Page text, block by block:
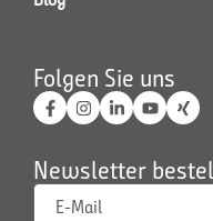
Folgen Sie uns
Newsletter
E-Mail